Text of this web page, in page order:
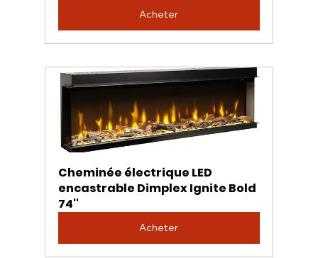
Acheter
Cheminée électrique LED
encastrable Dimplex Ignite Bold
74''
Acheter